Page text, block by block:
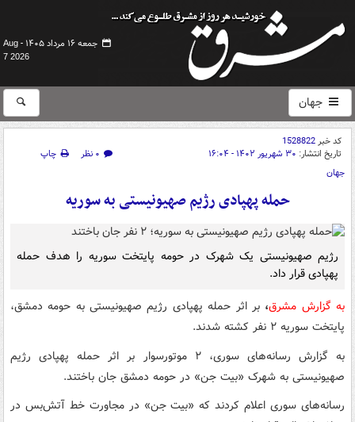
جمعه ۱۶ مرداد ۱۴۰۵ -
Aug
7 2026
جهان
کد خبر1528822
تاریخ انتشار: ۳۰ شهریور ۱۴۰۲ - ۱۶:۰۴ ۰ نظر
چاپ
جهان
حمله پهپادی رژیم صهیونیستی به سوریه
رژیم صهیونیستی یک شهرک در حومه پایتخت سوریه را هدف حمله
پهپادی قرار داد.
به گزارش مشرق،بر اثر حمله پهپادی رژیم صهیونیستی به حومه دمشق،
پایتخت سوریه ۲ نفر کشته شدند.
به گزارش رسانه‌های سوری، ۲ موتورسوار بر اثر حمله پهپادی رژیم
صهیونیستی به شهرک «بیت جن» در حومه دمشق جان باختند.
رسانه‌های سوری اعلام کردند که «بیت جن» در مجاورت خط آتش‌بس در